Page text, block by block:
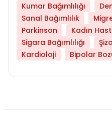
Kumar Bağımlılığı
Sanal Bağımlılık
Parkinson
Kadın
Sigara Bağımlılığı
Kardioloji
Bipolar